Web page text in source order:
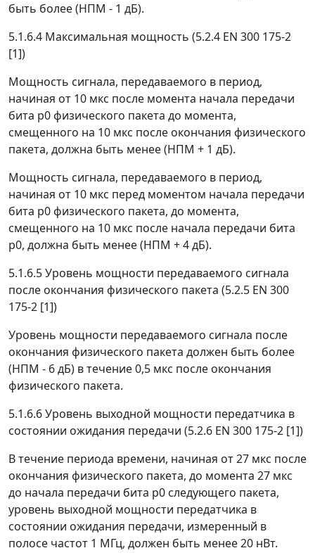
быть более (НПМ - 1 дБ).
5.1.6.4 Максимальная мощность (5.2.4 EN 300 175-2
[1])
Мощность сигнала, передаваемого в период,
начиная от 10 мкс после момента начала передачи
бита р0 физического пакета до момента,
смещенного на 10 мкс после окончания физического
пакета, должна быть менее (НПМ + 1 дБ).
Мощность сигнала, передаваемого в период,
начиная от 10 мкс перед моментом начала передачи
бита р0 физического пакета, до момента,
смещенного на 10 мкс после начала передачи бита
р0, должна быть менее (НПМ + 4 дБ).
5.1.6.5 Уровень мощности передаваемого сигнала
после окончания физического пакета (5.2.5 EN 300
175-2 [1])
Уровень мощности передаваемого сигнала после
окончания физического пакета должен быть более
(НПМ - 6 дБ) в течение 0,5 мкс после окончания
физического пакета.
5.1.6.6 Уровень выходной мощности передатчика в
состоянии ожидания передачи (5.2.6 EN 300 175-2 [1])
В течение периода времени, начиная от 27 мкс после
окончания физического пакета, до момента 27 мкс
до начала передачи бита р0 следующего пакета,
уровень выходной мощности передатчика в
состоянии ожидания передачи, измеренный в
полосе частот 1 МГц, должен быть менее 20 нВт.